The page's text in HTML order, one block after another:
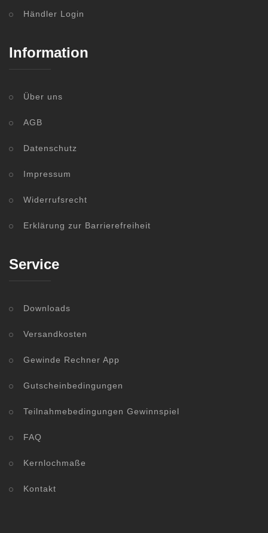
Händler Login
Information
Über uns
AGB
Datenschutz
Impressum
Widerrufsrecht
Erklärung zur Barrierefreiheit
Service
Downloads
Versandkosten
Gewinde Rechner App
Gutscheinbedingungen
Teilnahmebedingungen Gewinnspiel
FAQ
Kernlochmaße
Kontakt